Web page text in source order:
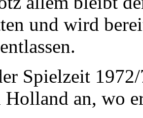
und wird
Spielzeit
Holland an, wo